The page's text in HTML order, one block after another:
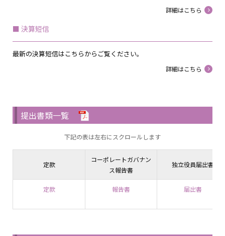
詳細はこちら
決算短信
最新の決算短信はこちらからご覧ください。
詳細はこちら
提出書類一覧
下記の表は左右にスクロールします
定款
コーポレートガバナン
ス報告書
独立役員届出書
定款 報告書 届出書